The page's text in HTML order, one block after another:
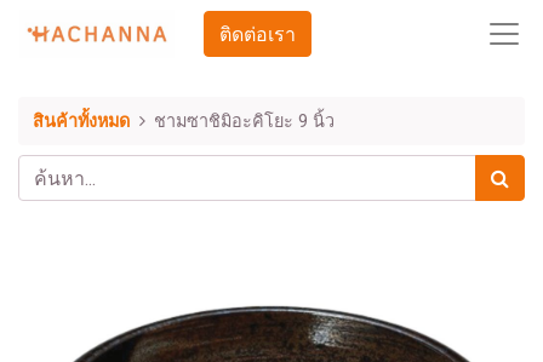
ติดต่อเรา
สินค้าทั้งหมด ชามซาชิมิอะคิโยะ 9 นิ้ว